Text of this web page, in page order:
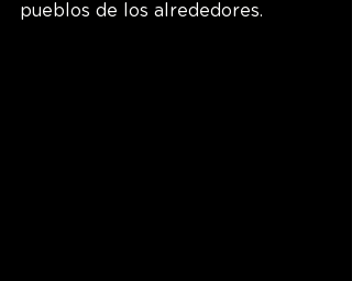
pueblos de los alrededores.